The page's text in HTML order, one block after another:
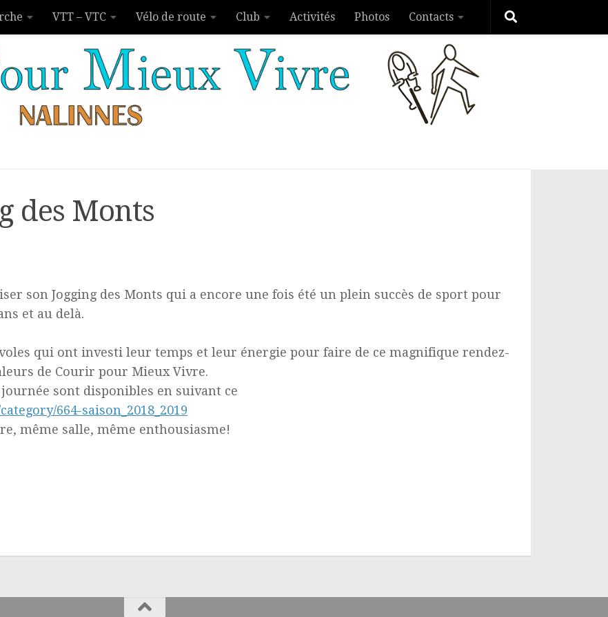
VTT – VTC Vélo de route Club Activités Photos Contacts
des Monts
son Jogging des Monts qui a encore une fois été un plein succès de sport pour
et au delà.
qui ont investi leur temps et leur énergie pour faire de ce magnifique rendez-
de Courir pour Mieux Vivre.
sont disponibles en suivant ce
664-saison_2018_2019
même salle, même enthousiasme!